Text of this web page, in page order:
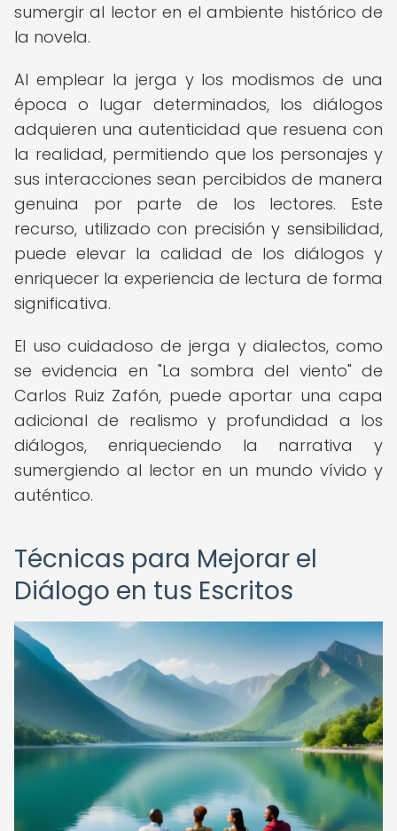
sumergir al lector en el ambiente histórico de
la novela.
Al emplear la jerga y los modismos de una
época o lugar determinados, los diálogos
adquieren una autenticidad que resuena con
la realidad, permitiendo que los personajes y
sus interacciones sean percibidos de manera
genuina por parte de los lectores. Este
recurso, utilizado con precisión y sensibilidad,
puede elevar la calidad de los diálogos y
enriquecer la experiencia de lectura de forma
significativa.
El uso cuidadoso de jerga y dialectos, como
se evidencia en "La sombra del viento" de
Carlos Ruiz Zafón, puede aportar una capa
adicional de realismo y profundidad a los
diálogos, enriqueciendo la narrativa y
sumergiendo al lector en un mundo vívido y
auténtico.
Técnicas para Mejorar el
Diálogo en tus Escritos